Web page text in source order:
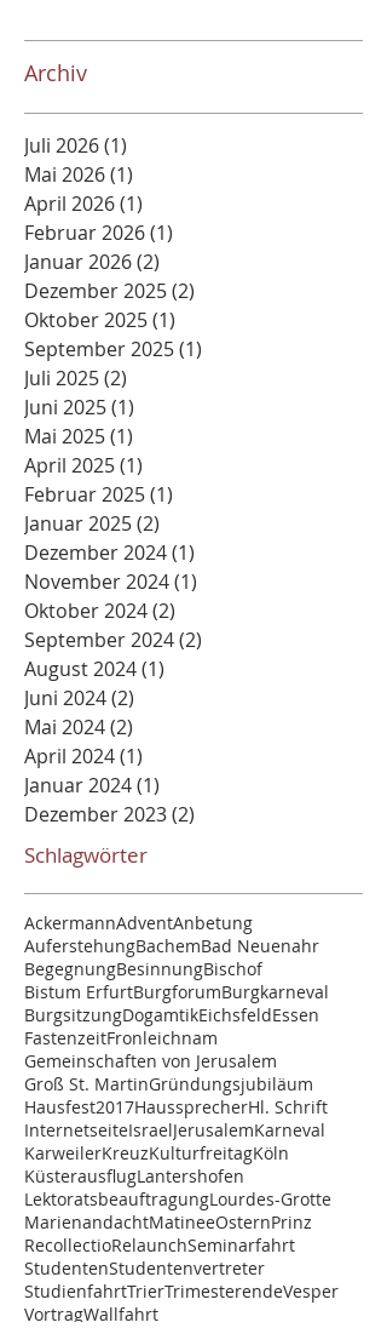
Archiv
Juli 2026(1)
Mai 2026(1)
April 2026(1)
Februar 2026(1)
Januar 2026(2)
Dezember 2025(2)
Oktober 2025(1)
September 2025(1)
Juli 2025(2)
Juni 2025(1)
Mai 2025(1)
April 2025(1)
Februar 2025(1)
Januar 2025(2)
Dezember 2024(1)
November 2024(1)
Oktober 2024(2)
September 2024(2)
August 2024(1)
Juni 2024(2)
Mai 2024(2)
April 2024(1)
Januar 2024(1)
Dezember 2023(2)
Schlagwörter
AckermannAdventAnbetung
AuferstehungBachemBad Neuenahr
BegegnungBesinnungBischof
Bistum ErfurtBurgforumBurgkarneval
BurgsitzungDogamtikEichsfeldEssen
FastenzeitFronleichnam
Gemeinschaften von Jerusalem
Groß St. MartinGründungsjubiläum
Hausfest2017HaussprecherHl. Schrift
InternetseiteIsraelJerusalemKarneval
KarweilerKreuzKulturfreitagKöln
KüsterausflugLantershofen
LektoratsbeauftragungLourdes-Grotte
MarienandachtMatineeOsternPrinz
RecollectioRelaunchSeminarfahrt
StudentenStudentenvertreter
StudienfahrtTrierTrimesterendeVesper
VortragWallfahrt